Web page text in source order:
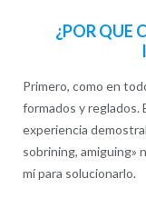
¿POR QUE
Primero, como en
formados y reglados.
experiencia
sobrining, amiguing»
mí para solucionarlo.